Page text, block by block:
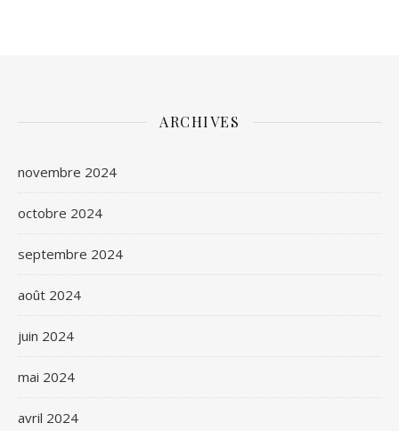
ARCHIVES
novembre 2024
octobre 2024
septembre 2024
août 2024
juin 2024
mai 2024
avril 2024